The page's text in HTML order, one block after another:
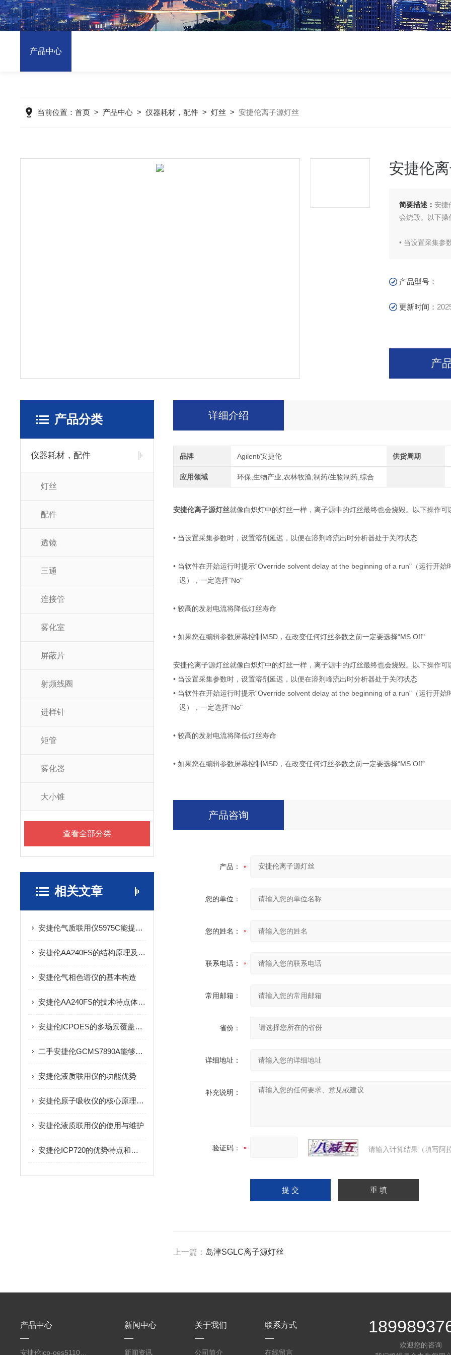
产品中心
当前位置：首页 > 产品中心 >仪器耗材，配件 >灯丝 >安捷伦离子源灯丝
安捷伦
简要描述：安捷
会烧毁。以下操
• 当设置采集参
产品型号：
更新时间：
产
产品分类
仪器耗材，配件
灯丝
配件
透镜
三通
连接管
雾化室
屏蔽片
射频线圈
进样针
矩管
雾化器
大小锥
查看全部分类
相关文章
安捷伦气质联用仪5975C能提供*的数据获取、分析报告功能
安捷伦AA240FS的结构原理及应用途径
安捷伦气相色谱仪的基本构造
安捷伦AA240FS的技术特点体现在哪些方面？
安捷伦ICPOES的多场景覆盖能力详细解析
二手安捷伦GCMS7890A能够准确检测低浓度的目标化合物
安捷伦液质联用仪的功能优势
安捷伦原子吸收仪的核心原理及优势
安捷伦液质联用仪的使用与维护
安捷伦ICP720的优势特点和应用范围
详细介绍
品牌 Agilent/安捷伦 供货周期
应用领域 环保,生物产业,农林牧渔,制药/生物制药,综合
安捷伦离子源灯丝就像白炽灯中的灯丝一样，离子源中的灯丝最终也会烧毁。以下操作可
• 当设置采集参数时，设置溶剂延迟，以便在溶剂峰流出时分析器处于关闭状态
• 当软件在开始运行时提示“Override solvent delay at the beginning of a run"（运行开始
迟），一定选择“No"
• 较高的发射电流将降低灯丝寿命
• 如果您在编辑参数屏幕控制MSD，在改变任何灯丝参数之前一定要选择“MS Off"
安捷伦离子源灯丝就像白炽灯中的灯丝一样，离子源中的灯丝最终也会烧毁。以下操作可
• 当设置采集参数时，设置溶剂延迟，以便在溶剂峰流出时分析器处于关闭状态
• 当软件在开始运行时提示“Override solvent delay at the beginning of a run"（运行开始
迟），一定选择“No"
• 较高的发射电流将降低灯丝寿命
• 如果您在编辑参数屏幕控制MSD，在改变任何灯丝参数之前一定要选择“MS Off"
产品咨询
产品：
您的单位：
您的姓名：
联系电话：
常用邮箱：
省份：
详细地址：
补充说明：
验证码： 请输入计算结果（填写阿
上一篇： 岛津SGLC离子源灯丝
产品中心 新闻中心
新闻资讯
关于我们
公司简介
联系方式
在线留言
欢迎您的咨询